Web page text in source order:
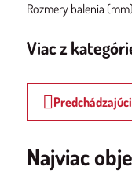
Rozmery balenia
Viac z
Najviac